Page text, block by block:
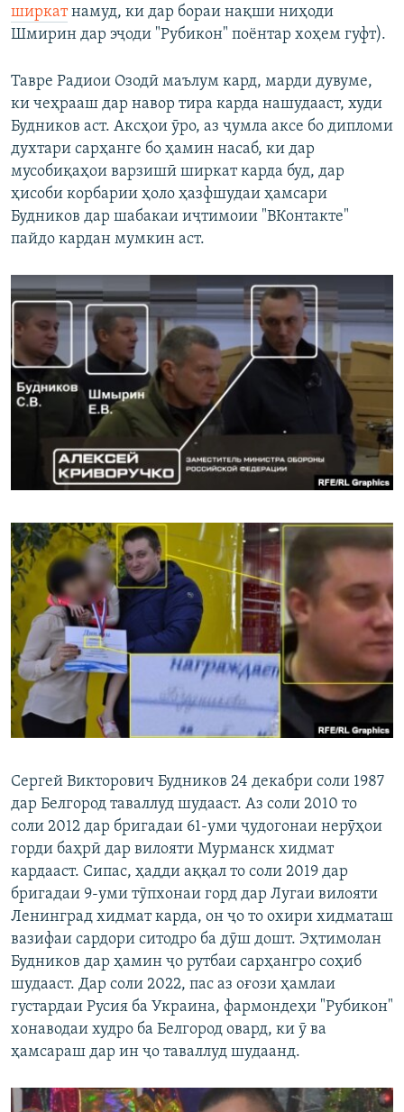
ширкатнамуд, ки дар бораи нақши ниҳоди
Шмирин дар эҷоди "Рубикон" поёнтар хоҳем гуфт).
Тавре Радиои Озодӣ маълум кард, марди дувуме,
ки чеҳрааш дар навор тира карда нашудааст, худи
Будников аст. Аксҳои ӯро, аз ҷумла аксе бо дипломи
духтари сарҳанге бо ҳамин насаб, ки дар
мусобиқаҳои варзишӣ ширкат карда буд, дар
ҳисоби корбарии ҳоло ҳазфшудаи ҳамсари
Будников дар шабакаи иҷтимоии "ВКонтакте"
пайдо кардан мумкин аст.
Сергей Викторович Будников 24 декабри соли 1987
дар Белгород таваллуд шудааст. Аз соли 2010 то
соли 2012 дар бригадаи 61-уми ҷудогонаи нерӯҳои
горди баҳрӣ дар вилояти Мурманск хидмат
кардааст. Сипас, ҳадди аққал то соли 2019 дар
бригадаи 9-уми тӯпхонаи горд дар Лугаи вилояти
Ленинград хидмат карда, он ҷо то охири хидматаш
вазифаи сардори ситодро ба дӯш дошт. Эҳтимолан
Будников дар ҳамин ҷо рутбаи сарҳангро соҳиб
шудааст. Дар соли 2022, пас аз оғози ҳамлаи
густардаи Русия ба Украина, фармондеҳи "Рубикон"
хонаводаи худро ба Белгород овард, ки ӯ ва
ҳамсараш дар ин ҷо таваллуд шудаанд.